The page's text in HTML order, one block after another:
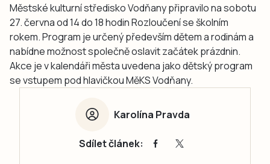
Městské kulturní středisko Vodňany připravilo na sobotu
27. června od 14 do 18 hodin Rozloučení se školním
rokem. Program je určený především dětem a rodinám a
nabídne možnost společně oslavit začátek prázdnin.
Akce je v kalendáři města uvedena jako dětský program
se vstupem pod hlavičkou MěKS Vodňany.
Karolína Pravda
Sdílet článek: